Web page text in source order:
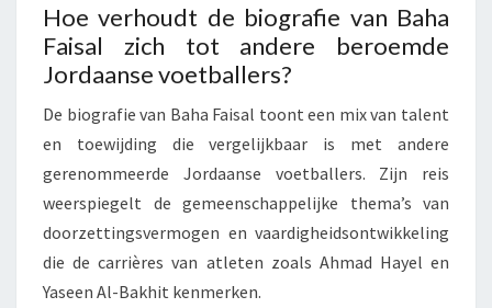
Hoe verhoudt de biografie van Baha
Faisal zich tot andere beroemde
Jordaanse voetballers?
De biografie van Baha Faisal toont een mix van talent
en toewijding die vergelijkbaar is met andere
gerenommeerde Jordaanse voetballers. Zijn reis
weerspiegelt de gemeenschappelijke thema’s van
doorzettingsvermogen en vaardigheidsontwikkeling
die de carrières van atleten zoals Ahmad Hayel en
Yaseen Al-Bakhit kenmerken.